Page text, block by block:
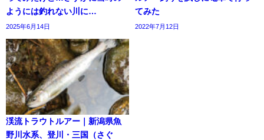
ようには釣れない川に…
2025年6月14日
てみた
2022年7月12日
渓流トラウトルアー｜新潟県魚
野川水系、登川・三国（さぐ